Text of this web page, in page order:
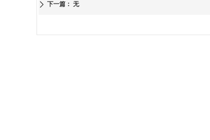
ꄲ 下一篇： 无